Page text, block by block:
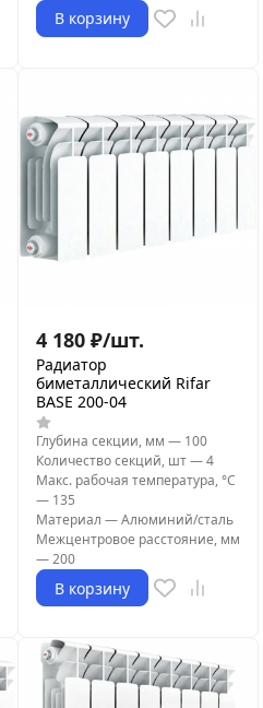
В корзину
4 180 ₽/шт.
Радиатор
биметаллический Rifar
BASE 200-04
Глубина секции, мм — 100
Количество секций, шт—4
Макс. рабочая температура, °С
— 135
Материал —Алюминий/сталь
Межцентровое расстояние, мм
—200
В корзину